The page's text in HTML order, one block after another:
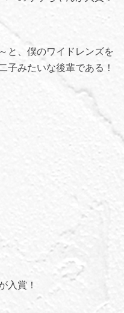
と、僕のワイドレンズを
子みたいな後輩である！
入賞！